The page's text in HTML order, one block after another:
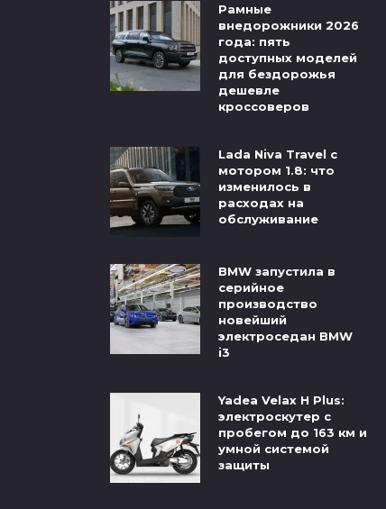
Рамные
внедорожники 2026
года: пять
доступных моделей
для бездорожья
дешевле
кроссоверов
Lada Niva Travel с
мотором 1.8: что
изменилось в
расходах на
обслуживание
BMW запустила в
серийное
производство
новейший
электроседан BMW
i3
Yadea Velax H Plus:
электроскутер с
пробегом до 163 км и
умной системой
защиты